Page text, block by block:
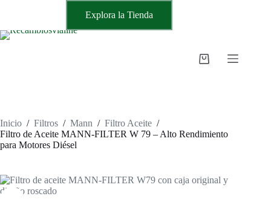
Explora la Tienda
Carro
Inicio / Filtros / Mann / Filtro Aceite /
Filtro de Aceite MANN-FILTER W 79 – Alto Rendimiento
para Motores Diésel